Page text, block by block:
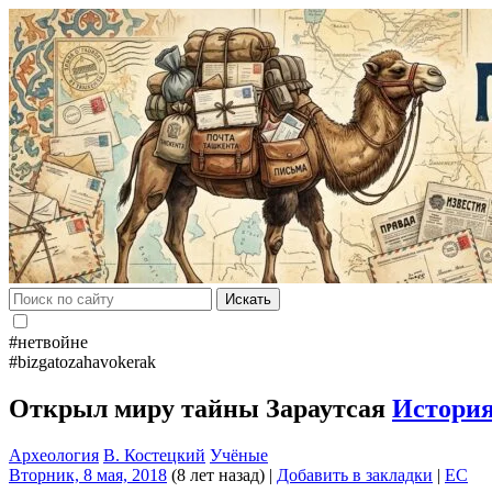
Искать
#нетвойне
#bizgatozahavokerak
Открыл миру тайны Зараутсая
Археология В. Костецкий Учёные
Вторник, 8 мая, 2018 (8 лет назад) | Добавить в закладки | EC